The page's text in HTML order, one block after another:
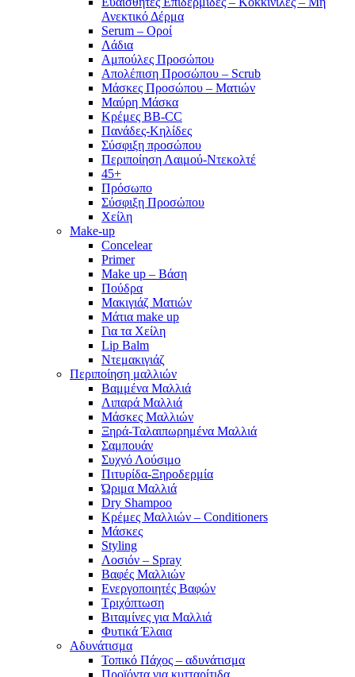
Ανεκτικό Δέρμα
Serum – Οροί
Λάδια
Αμπούλες Προσώπου
Απολέπιση Προσώπου – Scrub
Μάσκες Προσώπου – Ματιών
Μαύρη Μάσκα
Κρέμες BB-CC
Πανάδες-Κηλίδες
Σύσφιξη προσώπου
Περιποίηση Λαιμού-Ντεκολτέ
45+
Πρόσωπο
Σύσφιξη Προσώπου
Χείλη
Make-up
Concelear
Primer
Make up – Βάση
Πούδρα
Μακιγιάζ Ματιών
Μάτια make up
Για τα Χείλη
Lip Balm
Ντεμακιγιάζ
Περιποίηση μαλλιών
Βαμμένα Μαλλιά
Λιπαρά Μαλλιά
Μάσκες Μαλλιών
Ξηρά-Ταλαιπωρημένα Μαλλιά
Σαμπουάν
Συχνό Λούσιμο
Πιτυρίδα-Ξηροδερμία
Ώριμα Μαλλιά
Dry Shampoo
Κρέμες Μαλλιών – Conditioners
Μάσκες
Styling
Λοσιόν – Spray
Βαφές Μαλλιών
Ενεργοποιητές Βαφών
Τριχόπτωση
Βιταμίνες για Μαλλιά
Φυτικά Έλαια
Αδυνάτισμα
Τοπικό Πάχος – αδυνάτισμα